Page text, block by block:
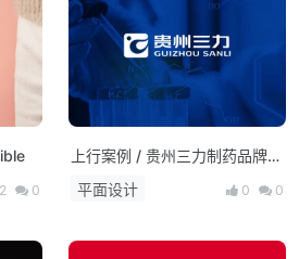
0
上行案例 / 贵州三力制药品牌形
象升级
平面设计 0 0